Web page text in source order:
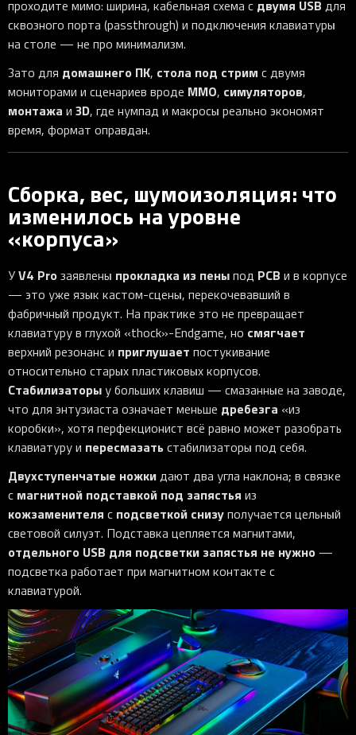
проходите мимо: ширина, кабельная схема с двумя USB для
сквозного порта (passthrough) и подключения клавиатуры
на столе — не про минимализм.
Зато для домашнего ПК, стола под стрим с двумя
мониторами и сценариев вроде MMO, симуляторов,
монтажа и 3D, где нумпад и макросы реально экономят
время, формат оправдан.
Сборка, вес, шумоизоляция: что
изменилось на уровне
«корпуса»
УV4 Proзаявлены прокладка из пеныпод PCB и в корпусе
— это уже язык кастом-сцены, перекочевавший в
фабричный продукт. На практике это не превращает
клавиатуру в глухой «thock»-Endgame, но смягчает
верхний резонанс и приглушает постукивание
относительно старых пластиковых корпусов.
Стабилизаторы у больших клавиш — смазанные на заводе,
что для энтузиаста означает меньше дребезга «из
коробки», хотя перфекционист всё равно может разобрать
клавиатуру и пересмазатьстабилизаторы под себя.
Двухступенчатые ножкидают два угла наклона; в связке
с магнитной подставкой под запястья из
кожзаменителя с подсветкой снизуполучается цельный
световой силуэт. Подставка цепляется магнитами,
отдельного USB для подсветки запястья не нужно —
подсветка работает при магнитном контакте с
клавиатурой.